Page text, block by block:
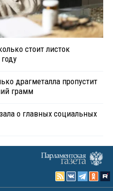
стоит листок
драгметалла пропустит
грамм
о главных социальных